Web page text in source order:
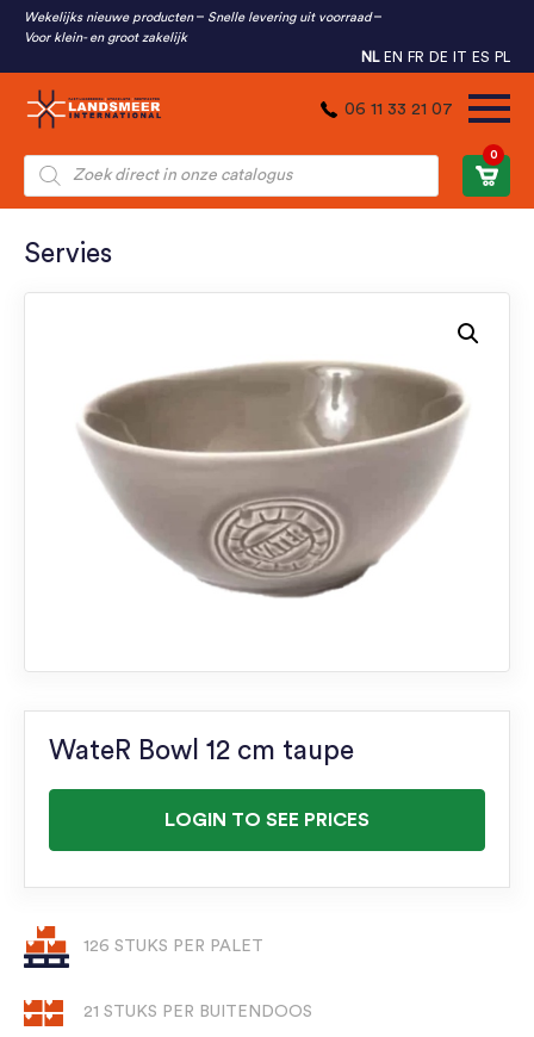
Wekelijks nieuwe producten
Snelle levering uit voorraad
Voor klein- en groot zakelijk
NL EN FR DE IT ES PL
06 11 33 21 07
Producten
zoeken
0
Servies
WateR Bowl 12 cm taupe
LOGIN TO SEE PRICES
126 STUKS PER PALET
21 STUKS PER BUITENDOOS